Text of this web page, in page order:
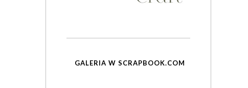
GALERIA W SCRAPBOOK.COM